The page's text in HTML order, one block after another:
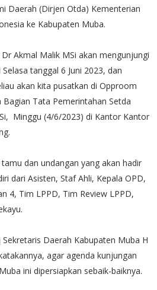
Daerah (Dirjen Otda) Kementerian
ke Kabupaten Muba.
Akmal Malik MSi akan mengunjungi
tanggal 6 Juni 2023, dan
akan kita pusatkan di Opproom
Bagian Tata Pemerintahan Setda
Minggu (4/6/2023) di Kantor Kantor
dan undangan yang akan hadir
dari Asisten, Staf Ahli, Kepala OPD,
4, Tim LPPD, Tim Review LPPD,
Daerah Kabupaten Muba H
agar agenda kunjungan
ini dipersiapkan sebaik-baiknya.